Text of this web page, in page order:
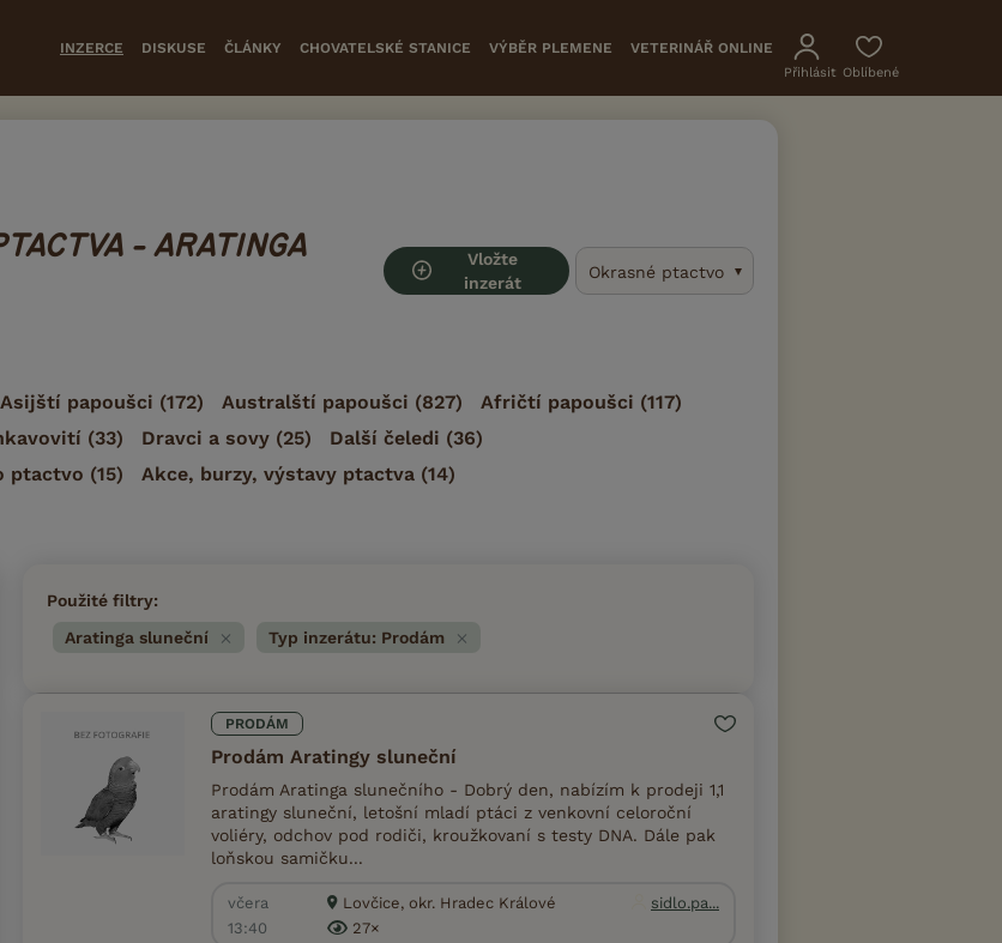
INZERCE DISKUSE ČLÁNKY CHOVATELSKÉ STANICE VÝBĚR PLEMENE VETERINÁŘ ONLINE
Přihlásit Oblíbené
- ARATINGA
Vložte
inzerát
Okrasné ptactvo
Asijští papoušci (172) Australští papoušci (827) Afričtí papoušci (117)
(33) Dravci a sovy (25) Další čeledi (36)
ptactvo (15) Akce, burzy, výstavy ptactva (14)
Použité filtry:
Aratinga sluneční
Typ inzerátu: Prodám
PRODÁM
Prodám Aratingy sluneční
Prodám Aratinga slunečního - Dobrý den, nabízím k prodeji 1,1
aratingy sluneční, letošní mladí ptáci z venkovní celoroční
voliéry, odchov pod rodiči, kroužkovaní s testy DNA. Dále pak
loňskou samičku...
včera
13:40
Lovčice, okr. Hradec Králové
sidlo.pa...
27×